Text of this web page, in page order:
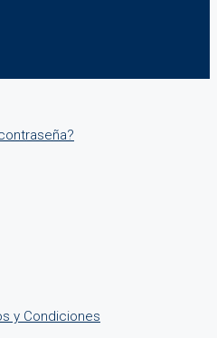
y Condiciones